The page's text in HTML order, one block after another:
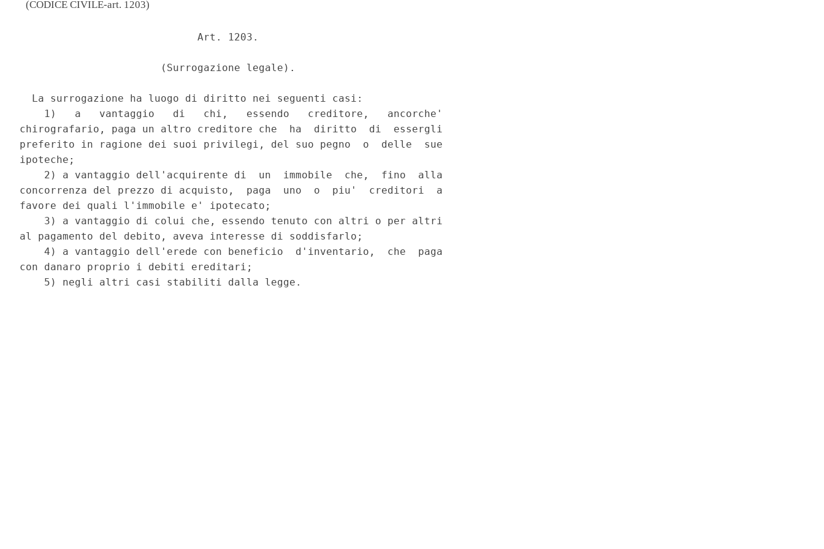
(CODICE CIVILE-art. 1203)
                             Art. 1203.
                       (Surrogazione legale).
  La surrogazione ha luogo di diritto nei seguenti casi:
    1)   a   vantaggio   di   chi,   essendo   creditore,   ancorche'
chirografario, paga un altro creditore che  ha  diritto  di  essergli
preferito in ragione dei suoi privilegi, del suo pegno  o  delle  sue
ipoteche;
    2) a vantaggio dell'acquirente di  un  immobile  che,  fino  alla
concorrenza del prezzo di acquisto,  paga  uno  o  piu'  creditori  a
favore dei quali l'immobile e' ipotecato;
    3) a vantaggio di colui che, essendo tenuto con altri o per altri
al pagamento del debito, aveva interesse di soddisfarlo;
    4) a vantaggio dell'erede con beneficio  d'inventario,  che  paga
con danaro proprio i debiti ereditari;